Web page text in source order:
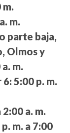
m.
m.
parte baja,
Olmos y
m.
6: 5:00 p. m.
2:00 a. m.
m. a 7:00